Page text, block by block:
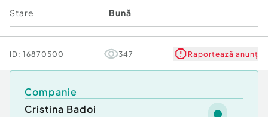
Canalizare
Gaz
Stare Bună
ID: 16870500 347 Raportează anunț
Companie
Cristina Badoi